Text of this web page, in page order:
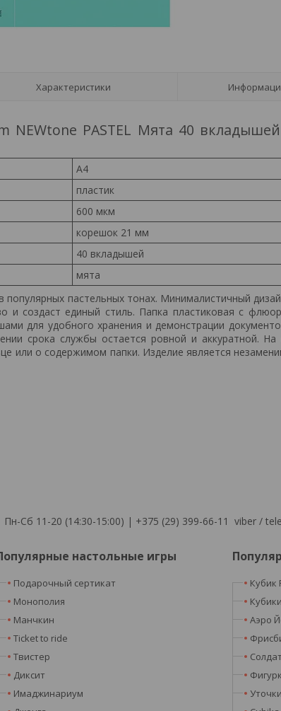
Характеристики
NEWtone PASTEL Мята 40
А4
пластик
600 мкм
корешок 21 мм
40 вкладышей
мята
популярных пастельных тонах. Минималистичный
и создаст единый стиль. Папка пластиковая с
для удобного хранения и демонстрации
срока службы остается ровной и аккуратной. На
или о содержимом папки. Изделие является
Сб 11-20 (14:30-15:00) | +375 (29) 399-66-11 viber /
настольные игры
Подарочный сертикат
Монополия
Манчкин
Ticket to ride
Твистер
Диксит
Имаджинариум
Кубик
Аэро